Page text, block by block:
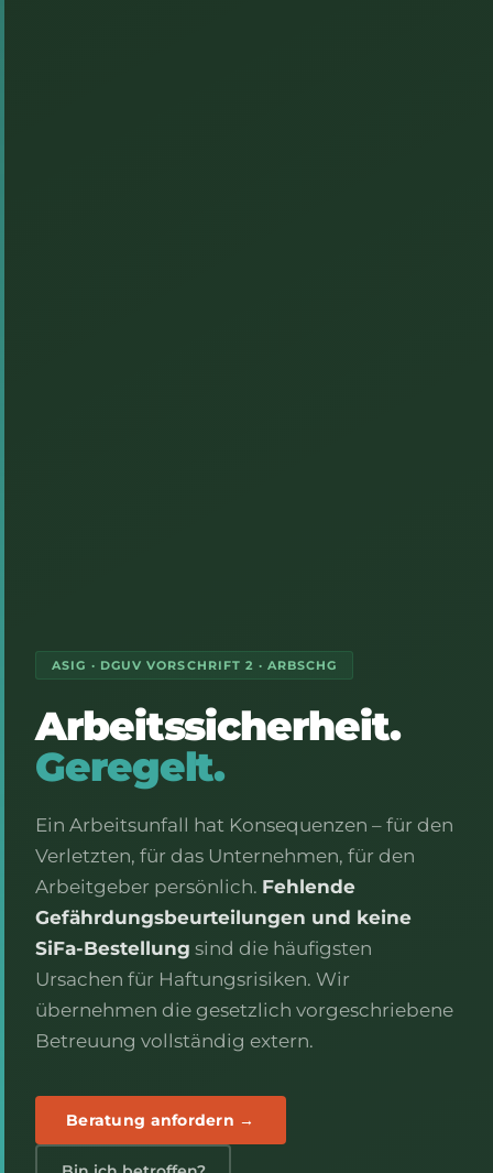
ASIG · DGUV VORSCHRIFT 2 · ARBSCHG
Arbeitssicherheit.
Geregelt.
Ein Arbeitsunfall hat Konsequenzen – für den
Verletzten, für das Unternehmen, für den
Arbeitgeber persönlich. Fehlende
Gefährdungsbeurteilungen und keine
SiFa-Bestellung sind die häufigsten
Ursachen für Haftungsrisiken. Wir
übernehmen die gesetzlich vorgeschriebene
Betreuung vollständig extern.
Beratung anfordern →